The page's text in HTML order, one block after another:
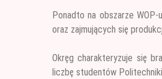
Ponadto na obszarze
oraz zajmujących się
Okręg charakteryzuje się
liczbę studentów